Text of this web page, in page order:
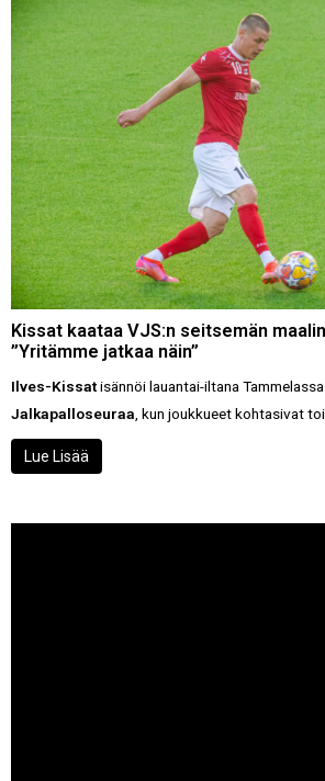
Kissat kaataa VJS:n seitsemän
”Yritämme jatkaa näin”
Ilves-Kissatisännöi lauantai-iltana Tammelassa
Jalkapalloseuraa , kun joukkueet kohtasivat
Lue Lisää